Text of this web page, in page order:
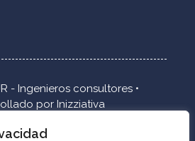
- Ingenieros consultores •
por Inizziativa
Inicio